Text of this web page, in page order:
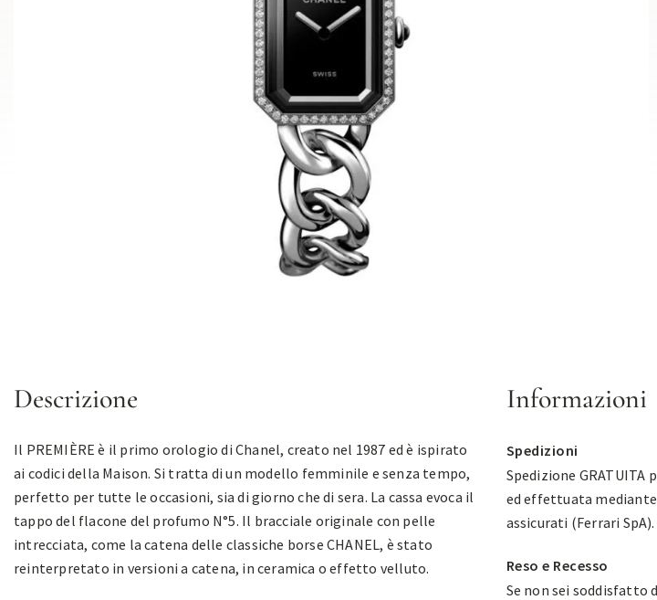
Descrizione
Il PREMIÈRE è il primo orologio di Chanel, creato nel 1987 ed è ispirato
ai codici della Maison. Si tratta di un modello femminile e senza tempo,
perfetto per tutte le occasioni, sia di giorno che di sera. La cassa evoca il
tappo del flacone del profumo N°5. Il bracciale originale con pelle
intrecciata, come la catena delle classiche borse CHANEL, è stato
reinterpretato in versioni a catena, in ceramica o effetto velluto.
Informazioni
Spedizioni
Spedizione GRATUITA
ed effettuata
assicurati (Ferrari SpA).
Reso e Recesso
Se non sei soddisfatto